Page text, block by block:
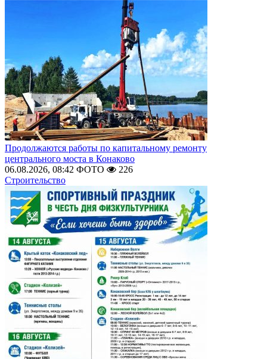
Продолжаются работы по капитальному ремонту
центрального моста в Конаково
06.08.2026, 08:42 ФОТО
226
Строительство